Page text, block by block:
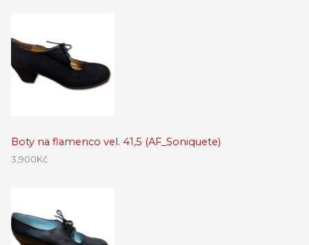
Boty na flamenco vel. 41,5 (AF_Soniquete)
3,900Kč